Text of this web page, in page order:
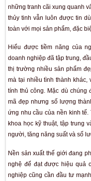
phát triển mạnh mẽ
Trong những năm trở
độ phát triển nhanh
sản xuất bao bì trong
biến, được sử dụng
dược phẩm, tinh dầu,
những tranh cãi xung
thủy tinh vẫn luôn
toàn với mọi sản phẩm,
Hiểu được tiềm
doanh nghiệp đã tập